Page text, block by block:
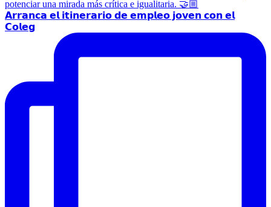
𝗔𝗿𝗿𝗮𝗻𝗰𝗮 𝗲𝗹 𝗶𝘁𝗶𝗻𝗲𝗿𝗮𝗿𝗶𝗼 𝗱𝗲 𝗲𝗺𝗽𝗹𝗲𝗼 𝗷𝗼𝘃𝗲𝗻 𝗰𝗼𝗻 𝗲𝗹
𝗖𝗼𝗹𝗲𝗴